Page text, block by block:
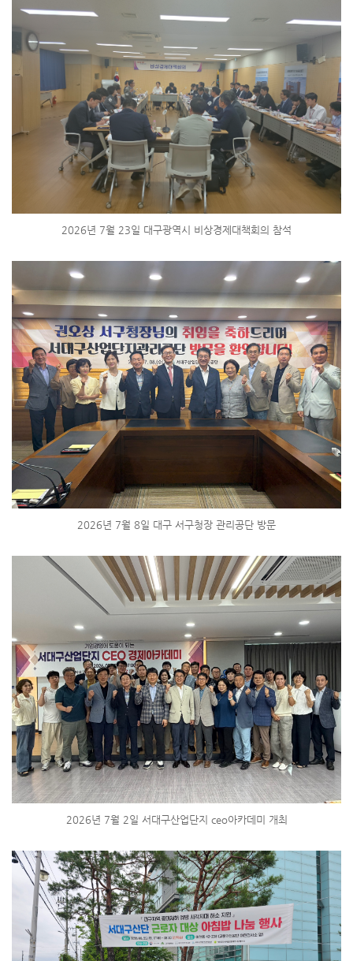
2026년 7월 23일 대구광역시 비상경제대책회의 참석
2026년 7월 8일 대구 서구청장 관리공단 방문
2026년 7월 2일 서대구산업단지 ceo아카데미 개최